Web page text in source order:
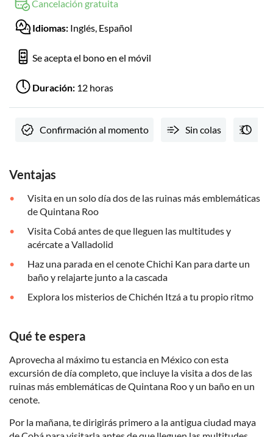
Cancelación gratuita
Idiomas: Inglés, Español
Se acepta el bono en el móvil
Duración: 12 horas
Confirmación al momento Sin colas
Ventajas
Visita en un solo día dos de las ruinas más emblemáticas
de Quintana Roo
Visita Cobá antes de que lleguen las multitudes y
acércate a Valladolid
Haz una parada en el cenote Chichi Kan para darte un
baño y relajarte junto a la cascada
Explora los misterios de Chichén Itzá a tu propio ritmo
Qué te espera
Aprovecha al máximo tu estancia en México con esta
excursión de día completo, que incluye la visita a dos de las
ruinas más emblemáticas de Quintana Roo y un baño en un
cenote.
Por la mañana, te dirigirás primero a la antigua ciudad maya